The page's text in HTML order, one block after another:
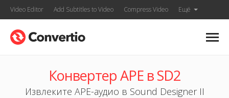
Video Editor Add Subtitles to Video Compress Video Ещё
Конвертер APE в SD2
Извлеките APE-аудио в Sound Designer II